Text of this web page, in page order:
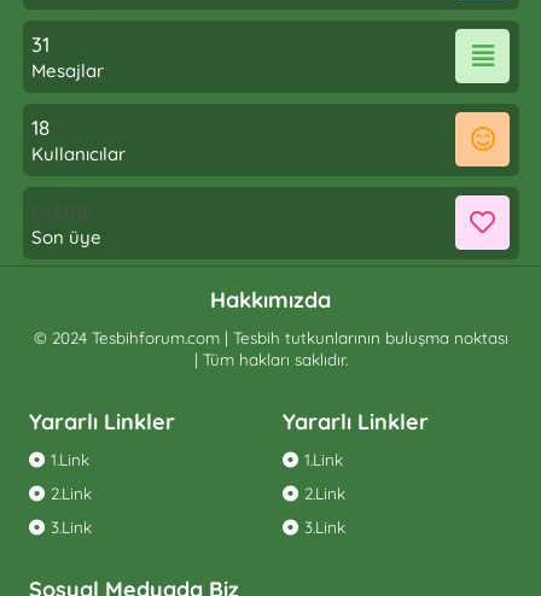
31
Mesajlar
18
Kullanıcılar
sustalı
Son üye
Hakkımızda
© 2024 Tesbihforum.com | Tesbih tutkunlarının buluşma noktası
| Tüm hakları saklıdır.
Yararlı Linkler
1.Link
2.Link
3.Link
Yararlı Linkler
1.Link
2.Link
3.Link
Sosyal Medyada Biz